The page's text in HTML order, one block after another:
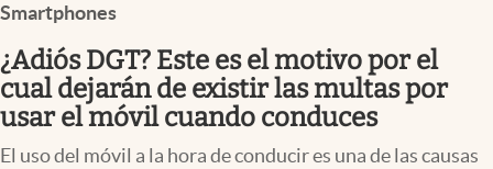
Smartphones
¿Adiós DGT? Este es el motivo por el
cual dejarán de existir las multas por
usar el móvil cuando conduces
El uso del móvil a la hora de conducir es una de las causas